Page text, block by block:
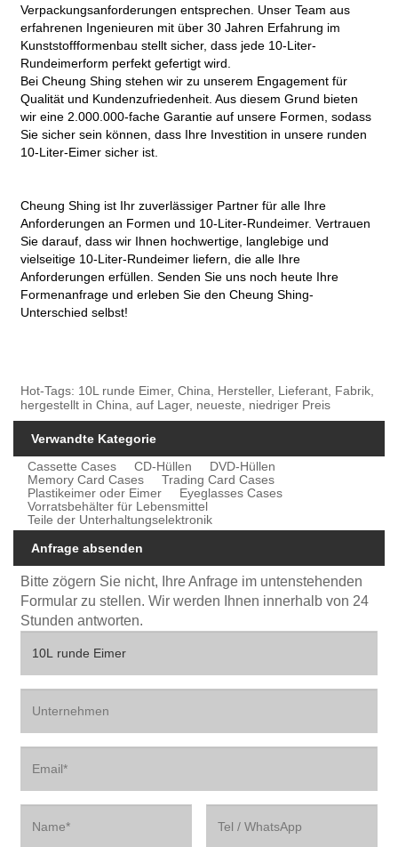
Verpackungsanforderungen entsprechen. Unser Team aus
erfahrenen Ingenieuren mit über 30 Jahren Erfahrung im
Kunststoffformenbau stellt sicher, dass jede 10-Liter-
Rundeimerform perfekt gefertigt wird.
Bei Cheung Shing stehen wir zu unserem Engagement für
Qualität und Kundenzufriedenheit. Aus diesem Grund bieten
wir eine 2.000.000-fache Garantie auf unsere Formen, sodass
Sie sicher sein können, dass Ihre Investition in unsere runden
10-Liter-Eimer sicher ist.
Cheung Shing ist Ihr zuverlässiger Partner für alle Ihre
Anforderungen an Formen und 10-Liter-Rundeimer. Vertrauen
Sie darauf, dass wir Ihnen hochwertige, langlebige und
vielseitige 10-Liter-Rundeimer liefern, die alle Ihre
Anforderungen erfüllen. Senden Sie uns noch heute Ihre
Formenanfrage und erleben Sie den Cheung Shing-
Unterschied selbst!
Hot-Tags: 10L runde Eimer, China, Hersteller, Lieferant, Fabrik,
hergestellt in China, auf Lager, neueste, niedriger Preis
Verwandte Kategorie
Cassette Cases
CD-Hüllen
DVD-Hüllen
Memory Card Cases
Trading Card Cases
Plastikeimer oder Eimer
Eyeglasses Cases
Vorratsbehälter für Lebensmittel
Teile der Unterhaltungselektronik
Anfrage absenden
Bitte zögern Sie nicht, Ihre Anfrage im untenstehenden
Formular zu stellen. Wir werden Ihnen innerhalb von 24
Stunden antworten.